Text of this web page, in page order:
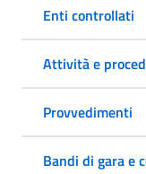
Enti controllati
Attività e
Provvedimenti
Bandi di gara e